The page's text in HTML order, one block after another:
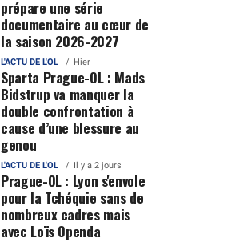
prépare une série
documentaire au cœur de
la saison 2026-2027
L'ACTU DE L'OL Hier
Sparta Prague-OL : Mads
Bidstrup va manquer la
double confrontation à
cause d’une blessure au
genou
L'ACTU DE L'OL Il y a 2 jours
Prague-OL : Lyon s'envole
pour la Tchéquie sans de
nombreux cadres mais
avec Loïs Openda